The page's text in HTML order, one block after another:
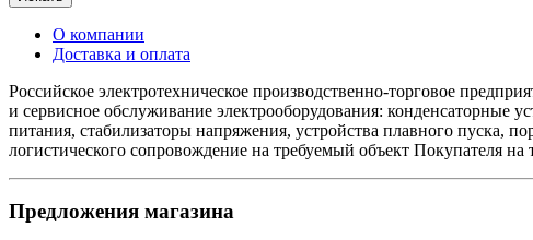
О компании
Доставка и оплата
Российское электротехническое производственно-торговое
и сервисное обслуживание электрооборудования: конденсаторные
питания, стабилизаторы напряжения, устройства плавного
логистического сопровождение на требуемый объект Покупателя
Предложения магазина